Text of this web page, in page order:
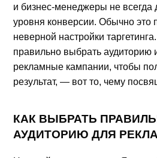
и бизнес-менеджеры не всегда
уровня конверсии. Обычно это
неверной настройки
правильно выбрать аудиторию
рекламные кампании, чтобы
результат, — вот то, чему
КАК ВЫБРАТЬ
АУДИТОРИЮ ДЛЯ